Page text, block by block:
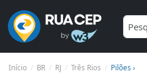
Início BR RJ Três Rios Pilões ›